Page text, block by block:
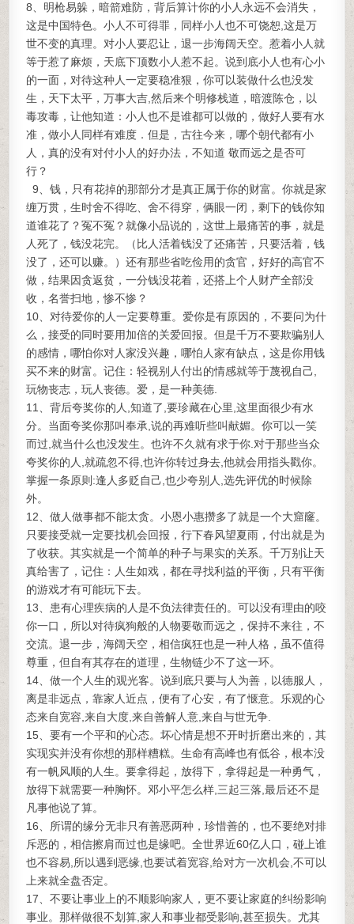
8、明枪易躲，暗箭难防，背后算计你的小人永远不会消失，
这是中国特色。小人不可得罪，同样小人也不可饶恕,这是万
世不变的真理。对小人要忍让，退一步海阔天空。惹着小人就
等于惹了麻烦，天底下顶数小人惹不起。说到底小人也有心小
的一面，对待这种人一定要稳准狠，你可以装做什么也没发
生，天下太平，万事大吉,然后来个明修栈道，暗渡陈仓，以
毒攻毒，让他知道：小人也不是谁都可以做的，做好人要有水
准，做小人同样有难度．但是，古往今来，哪个朝代都有小
人，真的没有对付小人的好办法，不知道 敬而远之是否可
行？
9、钱，只有花掉的那部分才是真正属于你的财富。你就是家
缠万贯，生时舍不得吃、舍不得穿，俩眼一闭，剩下的钱你知
道谁花了？冤不冤？就像小品说的，这世上最痛苦的事，就是
人死了，钱没花完。（比人活着钱没了还痛苦，只要活着，钱
没了，还可以赚。）还有那些省吃俭用的贪官，好好的高官不
做，结果因贪返贫，一分钱没花着，还搭上个人财产全部没
收，名誉扫地，惨不惨？
10、对待爱你的人一定要尊重。爱你是有原因的，不要问为什
么，接受的同时要用加倍的关爱回报。但是千万不要欺骗别人
的感情，哪怕你对人家没兴趣，哪怕人家有缺点，这是你用钱
买不来的财富。记住：轻视别人付出的情感就等于蔑视自己,
玩物丧志，玩人丧德。爱，是一种美德.
11、背后夸奖你的人,知道了,要珍藏在心里,这里面很少有水
分。当面夸奖你那叫奉承,说的再难听些叫献媚。你可以一笑
而过,就当什么也没发生。也许不久就有求于你.对于那些当众
夸奖你的人,就疏忽不得,也许你转过身去,他就会用指头戳你。
掌握一条原则:逢人多贬自己,也少夸别人,选先评优的时候除
外。
12、做人做事都不能太贪。小恩小惠攒多了就是一个大窟窿。
只要接受就一定要找机会回报，行下春风望夏雨，付出就是为
了收获。其实就是一个简单的种子与果实的关系。千万别让天
真给害了，记住：人生如戏，都在寻找利益的平衡，只有平衡
的游戏才有可能玩下去。
13、患有心理疾病的人是不负法律责任的。可以没有理由的咬
你一口，所以对待疯狗般的人物要敬而远之，保持不来往，不
交流。退一步，海阔天空，相信疯狂也是一种人格，虽不值得
尊重，但自有其存在的道理，生物链少不了这一环。
14、做一个人生的观光客。说到底只要与人为善，以德服人，
离是非远点，靠家人近点，便有了心安，有了惬意。乐观的心
态来自宽容,来自大度,来自善解人意,来自与世无争.
15、要有一个平和的心态。坏心情是想不开时折磨出来的，其
实现实并没有你想的那样糟糕。生命有高峰也有低谷，根本没
有一帆风顺的人生。要拿得起，放得下，拿得起是一种勇气，
放得下就需要一种胸怀。邓小平怎么样,三起三落,最后还不是
凡事他说了算。
16、所谓的缘分无非只有善恶两种，珍惜善的，也不要绝对排
斥恶的，相信擦肩而过也是缘吧。全世界近60亿人口，碰上谁
也不容易,所以遇到恶缘,也要试着宽容,给对方一次机会,不可以
上来就全盘否定。
17、不要让事业上的不顺影响家人，更不要让家庭的纠纷影响
事业。那样做很不划算,家人和事业都受影响,甚至损失。尤其